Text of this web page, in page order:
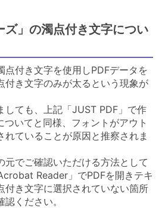
ズ」の濁点付き文字につい
点付き文字を使用しPDFデータを
付き文字のみが太るという現象が
しても、上記「JUST PDF」で作
ついてと同様、フォントがアウト
れていることが原因と推察されま
元でご確認いただける方法として
Reader」でPDFを開きテキ
付き文字に選択されていない箇所
ください。